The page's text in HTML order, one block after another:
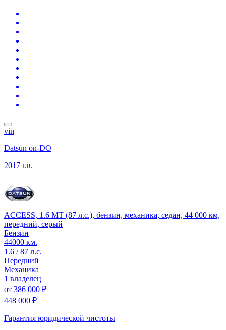
vin
Datsun on-DO
2017 г.в.
ACCESS, 1.6 MT (87 л.с.), бензин, механика, седан, 44 000 км,
передний, серый
Бензин
44000 км.
1.6 / 87 л.с.
Передний
Механика
1 владелец
от 386 000 ₽
448 000 ₽
Гарантия юридической чистоты